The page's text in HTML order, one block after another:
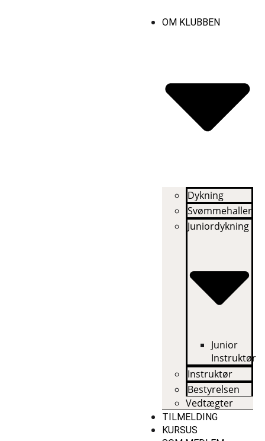
OM KLUBBEN
Dykning
Svømmehallen
Juniordykning
Junior
Instruktør
Instruktør
Bestyrelsen
Vedtægter
TILMELDING
KURSUS